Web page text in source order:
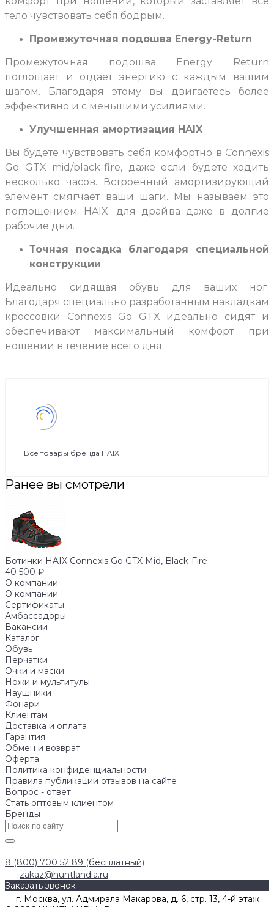
тело чувствовать себя бодрым.
Промежуточная подошва Energy-Return
Промежуточная подошва Energy Return
поглощает и отдает энергию с каждым вашим
шагом. Благодаря этому вы двигаетесь более
эффективно и с меньшими усилиями.
Улучшенная амортизация HAIX
Вы будете чувствовать себя комфортно в Connexis
Go GTX mid/black-fire, даже если будете ходить
несколько часов. Встроенный амортизирующий
элемент смягчает ваши шаги. Мы называем это
поглощением HAIX: для драйва даже в долгие
рабочие дни.
Точная посадка благодаря специальной
конструкции
Идеально сидящая обувь для ваших ног.
Благодаря специально разработанным накладкам
кроссовки Connexis Go GTX идеально сидят и
обеспечивают максимальный комфорт при
ношении в течение всего дня.
Все товары бренда HAIX
Ранее вы смотрели
Ботинки HAIX Connexis Go GTX Mid, Black-Fire
40 500 ₽
О компании
О компании
Сертификаты
Амбассадоры
Вакансии
Каталог
Обувь
Перчатки
Очки и маски
Ножи и мультитулы
Наушники
Фонари
Клиентам
Доставка и оплата
Гарантия
Обмен и возврат
Оферта
Политика конфиденциальности
Правила публикации отзывов на сайте
Вопрос - ответ
Стать оптовым клиентом
Бренды
8 (800) 700 52 89 (бесплатный)
zakaz@huntlandia.ru
Заказать звонок
г. Москва, ул. Адмирала Макарова, д. 6, стр. 13, 4-й этаж